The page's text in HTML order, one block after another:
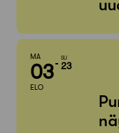
MA
03
ELO
SU
23